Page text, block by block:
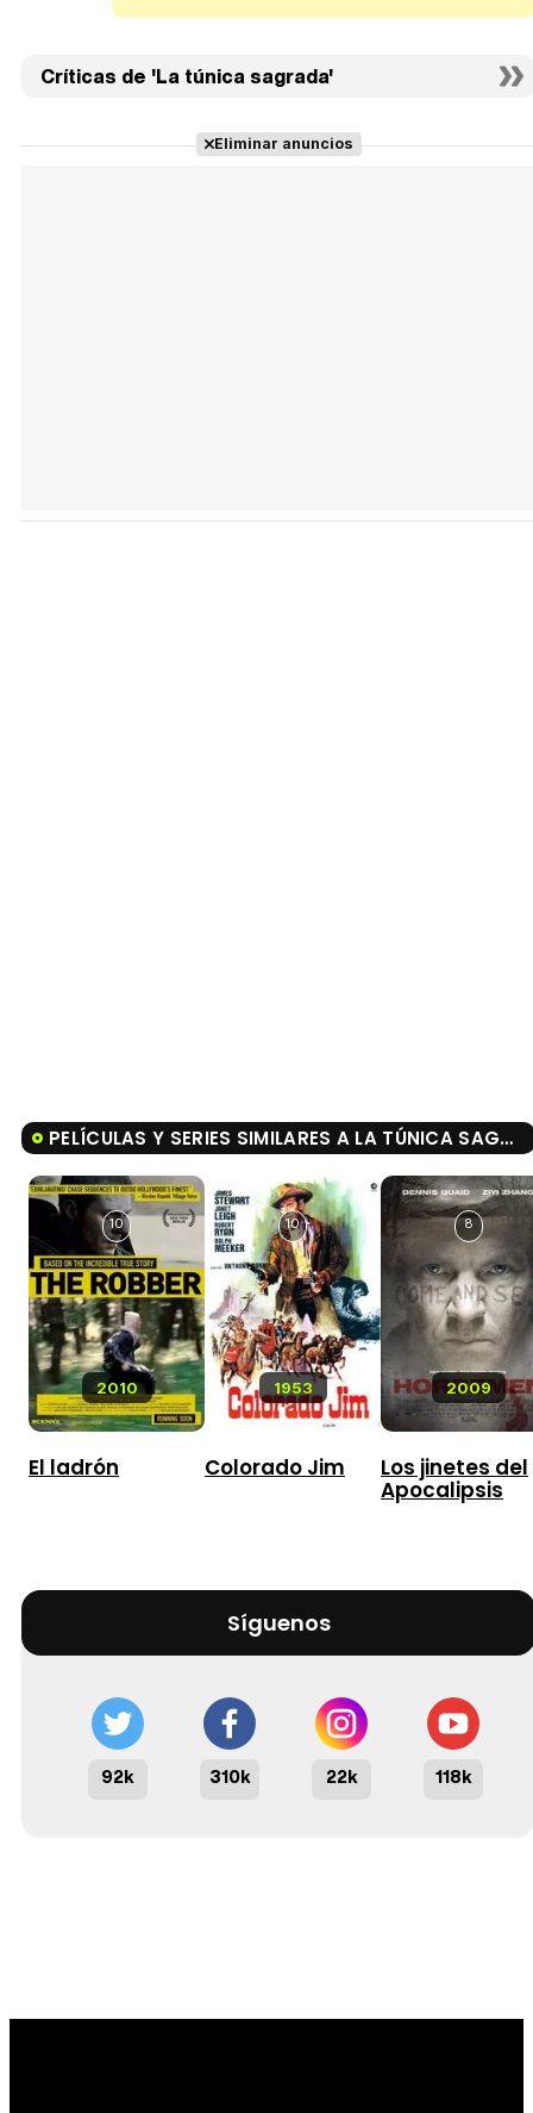
Críticas de 'La túnica sagrada'
Eliminar anuncios
PELÍCULAS Y SERIES SIMILARES A LA TÚNICA SAGRADA
2010
10
El ladrón
1953
10
Colorado Jim
2009
8
Los jinetes del
Apocalipsis
Síguenos
92k 310k 22k 118k